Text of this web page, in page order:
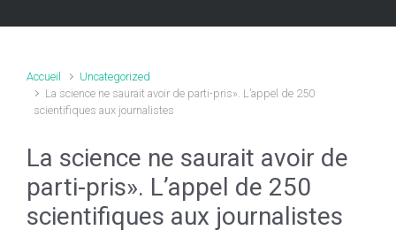
Accueil
Uncategorized
La science ne saurait avoir de parti-pris». L’appel de 250
scientifiques aux journalistes
La science ne saurait avoir de
parti-pris». L’appel de 250
scientifiques aux journalistes